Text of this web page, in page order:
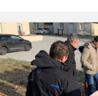
lié"